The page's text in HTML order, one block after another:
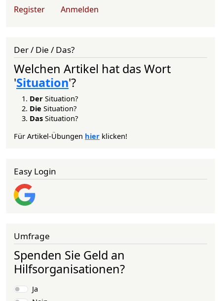
Register Anmelden
Der / Die / Das?
Welchen Artikel hat das Wort
'Situation'?
Der Situation?
Die Situation?
Das Situation?
Für Artikel-Übungen hier klicken!
Easy Login
Umfrage
Spenden Sie Geld an
Hilfsorganisationen?
Auswahlmöglichkeiten
Ja